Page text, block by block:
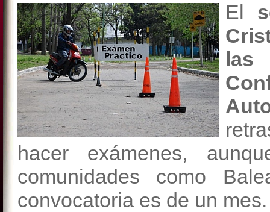
El
las
hacer exámenes,
comunidades como
convocatoria es de un mes.